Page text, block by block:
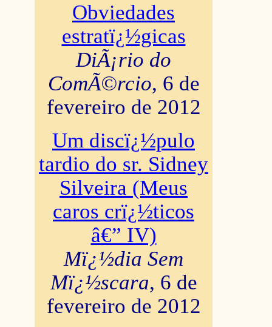
Obviedades
estratï¿½gicas
DiÃ¡rio do
ComÃ©rcio, 6 de
fevereiro de 2012
Um discï¿½pulo
tardio do sr. Sidney
Silveira (Meus
caros crï¿½ticos
â€” IV)
Mï¿½dia Sem
Mï¿½scara, 6 de
fevereiro de 2012